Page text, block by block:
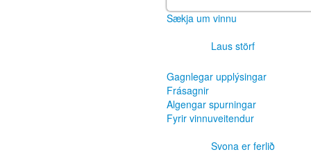
Sækja um vinnu
Laus störf
Gagnlegar upplýsingar
Frásagnir
Algengar spurningar
Fyrir vinnuveitendur
Svona er ferlið